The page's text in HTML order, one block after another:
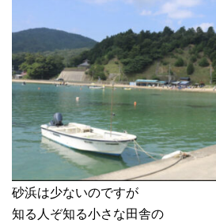
砂浜は少ないのですが
知る人ぞ知る小さな田舎の